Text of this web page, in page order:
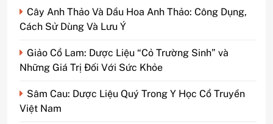
Cây Anh Thảo Và Dầu Hoa Anh Thảo: Công Dụng,
Cách Sử Dùng Và Lưu Ý
Giảo Cổ Lam: Dược Liệu “Cỏ Trường Sinh” và
Những Giá Trị Đối Với Sức Khỏe
Sâm Cau: Dược Liệu Quý Trong Y Học Cổ Truyền
Việt Nam